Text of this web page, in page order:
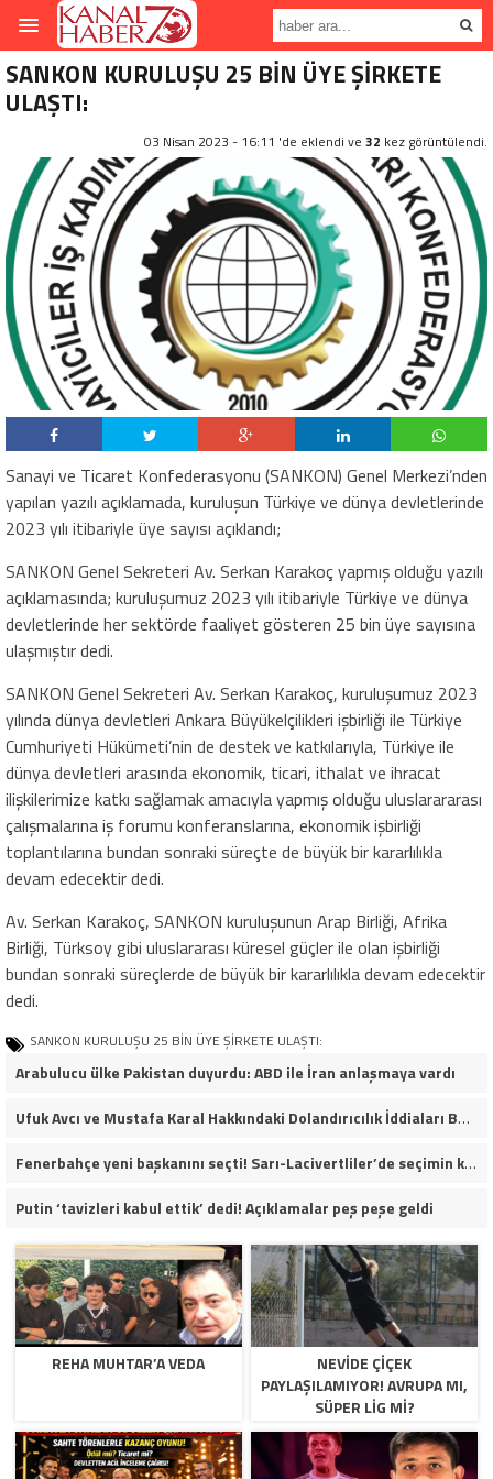
SANKON KURULUŞU 25 BİN ÜYE ŞİRKETE
ULAŞTI:
03 Nisan 2023 - 16:11 'de eklendi ve 32 kez görüntülendi.
Sanayi ve Ticaret Konfederasyonu (SANKON) Genel Merkezi’nden
yapılan yazılı açıklamada, kuruluşun Türkiye ve dünya devletlerinde
2023 yılı itibariyle üye sayısı açıklandı;
SANKON Genel Sekreteri Av. Serkan Karakoç yapmış olduğu yazılı
açıklamasında; kuruluşumuz 2023 yılı itibariyle Türkiye ve dünya
devletlerinde her sektörde faaliyet gösteren 25 bin üye sayısına
ulaşmıştır dedi.
SANKON Genel Sekreteri Av. Serkan Karakoç, kuruluşumuz 2023
yılında dünya devletleri Ankara Büyükelçilikleri işbirliği ile Türkiye
Cumhuriyeti Hükümeti’nin de destek ve katkılarıyla, Türkiye ile
dünya devletleri arasında ekonomik, ticari, ithalat ve ihracat
ilişkilerimize katkı sağlamak amacıyla yapmış olduğu uluslarararası
çalışmalarına iş forumu konferanslarına, ekonomik işbirliği
toplantılarına bundan sonraki süreçte de büyük bir kararlılıkla
devam edecektir dedi.
Av. Serkan Karakoç, SANKON kuruluşunun Arap Birliği, Afrika
Birliği, Türksoy gibi uluslararası küresel güçler ile olan işbirliği
bundan sonraki süreçlerde de büyük bir kararlılıkla devam edecektir
dedi.
SANKON KURULUŞU 25 BİN ÜYE ŞİRKETE ULAŞTI:
Arabulucu ülke Pakistan duyurdu: ABD ile İran anlaşmaya vardı
Ufuk Avcı ve Mustafa Karal Hakkındaki Dolandırıcılık İddiaları Büyüyor
Fenerbahçe yeni başkanını seçti! Sarı-Lacivertliler’de seçimin kazananı Aziz Yıldırım oldu
Putin ‘tavizleri kabul ettik’ dedi! Açıklamalar peş peşe geldi
REHA MUHTAR’A VEDA
NEVIDE ÇIÇEK
PAYLAŞILAMIYOR! AVRUPA MI,
SÜPER LIG MI?